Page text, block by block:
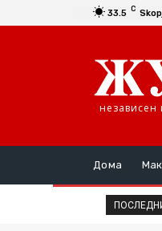
33.5 C
независен
Дома